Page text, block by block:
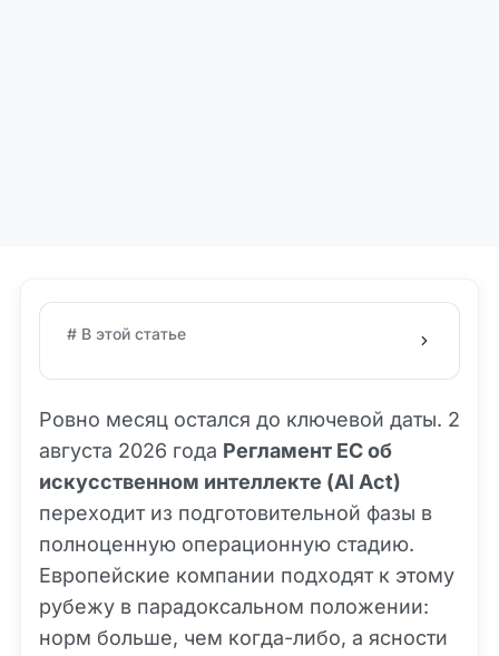
# В этой статье
Ровно месяц остался до ключевой даты. 2
августа 2026 года Регламент ЕС об
искусственном интеллекте (AI Act)
переходит из подготовительной фазы в
полноценную операционную стадию.
Европейские компании подходят к этому
рубежу в парадоксальном положении:
норм больше, чем когда-либо, а ясности